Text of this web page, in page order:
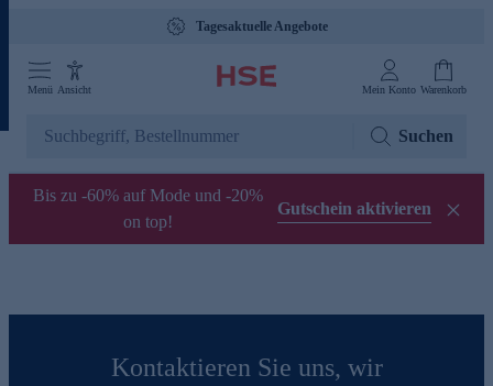
Tagesaktuelle Angebote
Menü Ansicht Mein Konto Warenkorb
Suchen
Bis zu -60% auf Mode und -20%
on top!
Gutschein aktivieren
Kontaktieren Sie uns, wir